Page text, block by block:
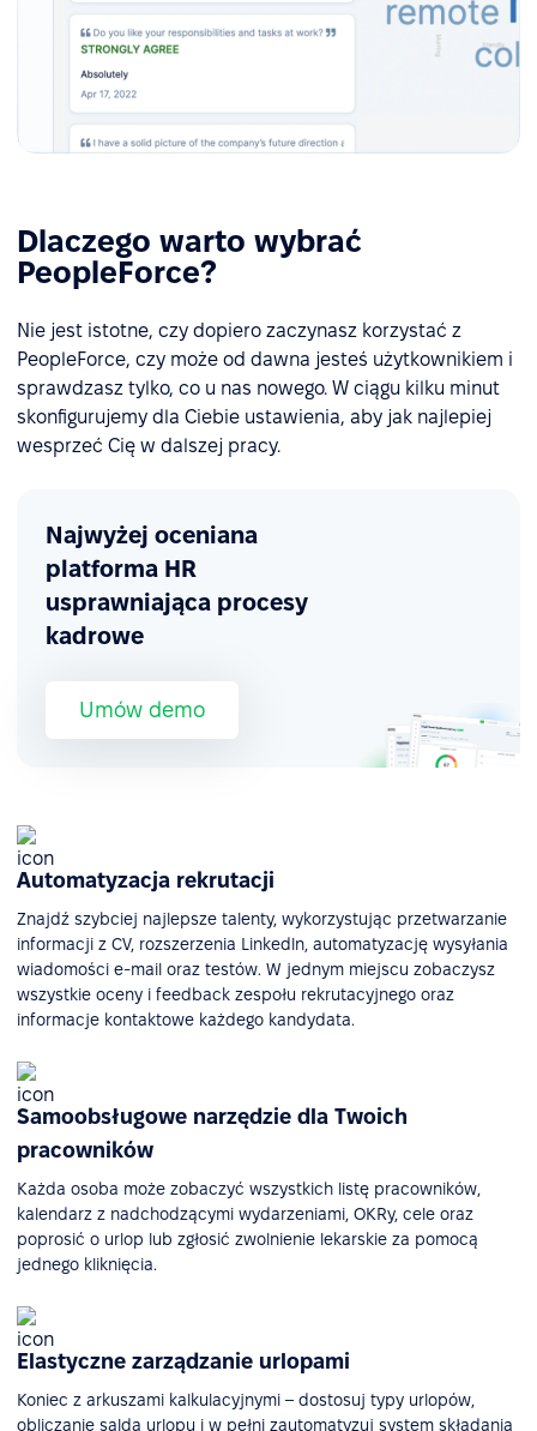
Dlaczego warto wybrać
PeopleForce?
Nie jest istotne, czy dopiero zaczynasz korzystać z
PeopleForce, czy może od dawna jesteś użytkownikiem i
sprawdzasz tylko, co u nas nowego. W ciągu kilku minut
skonfigurujemy dla Ciebie ustawienia, aby jak najlepiej
wesprzeć Cię w dalszej pracy.
Najwyżej oceniana
platforma HR
usprawniająca procesy
kadrowe
Umów demo
Automatyzacja rekrutacji
Znajdź szybciej najlepsze talenty, wykorzystując przetwarzanie
informacji z CV, rozszerzenia Linkedln, automatyzację wysyłania
wiadomości e-mail oraz testów. W jednym miejscu zobaczysz
wszystkie oceny i feedback zespołu rekrutacyjnego oraz
informacje kontaktowe każdego kandydata.
Samoobsługowe narzędzie dla Twoich
pracowników
Każda osoba może zobaczyć wszystkich listę pracowników,
kalendarz z nadchodzącymi wydarzeniami, OKRy, cele oraz
poprosić o urlop lub zgłosić zwolnienie lekarskie za pomocą
jednego kliknięcia.
Elastyczne zarządzanie urlopami
Koniec z arkuszami kalkulacyjnymi – dostosuj typy urlopów,
obliczanie salda urlopu i w pełni zautomatyzuj system składania